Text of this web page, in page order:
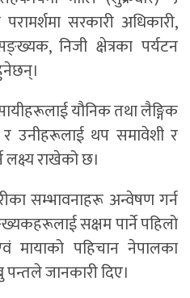
सरकारी अधिकारी,
निजी क्षेत्रका पर्यटन
यौनिक तथा लैङ्गिक
उनीहरूलाई थप समावेशी र
लक्ष्य राखेको छ।
सम्भावनाहरू अन्वेषण गर्न
सक्षम पार्ने पहिलो
पहिचान नेपालका
जानकारी दिए।